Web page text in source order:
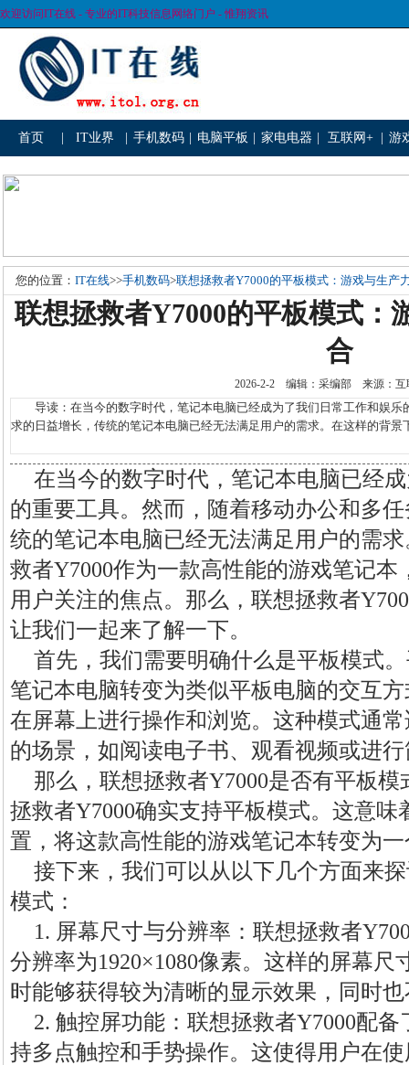
欢迎访问IT在线 - 专业的IT科技信息网络门户 - 惟翔资讯
首页 IT业界 手机数码 电脑平板 家电电器 互联网+ 游
您的位置： IT在线>>手机数码>联想拯救者Y7000的平板模式：游戏与生产
联想拯救者Y7000的平板模式：
合
2026-2-2 编辑：采编部 来源：
导读：在当今的数字时代，笔记本电脑已经成为了我们日常工作和娱乐
求的日益增长，传统的笔记本电脑已经无法满足用户的需求。在这样的背景
在当今的数字时代，笔记本电脑已经
的重要工具。然而，随着移动办公和多
统的笔记本电脑已经无法满足用户的需
救者Y7000作为一款高性能的游戏笔记
用户关注的焦点。那么，联想拯救者
让我们一起来了解一下。
首先，我们需要明确什么是平板模式
笔记本电脑转变为类似平板电脑的交互
在屏幕上进行操作和浏览。这种模式通
的场景，如阅读电子书、观看视频或进
那么，联想拯救者Y7000是否有平板
拯救者Y7000确实支持平板模式。这意
置，将这款高性能的游戏笔记本转变为
接下来，我们可以从以下几个方面来
模式：
1. 屏幕尺寸与分辨率：联想拯救者
分辨率为1920×1080像素。这样的屏幕
时能够获得较为清晰的显示效果，同时
2. 触控屏功能：联想拯救者Y7000配
持多点触控和手势操作。这使得用户在